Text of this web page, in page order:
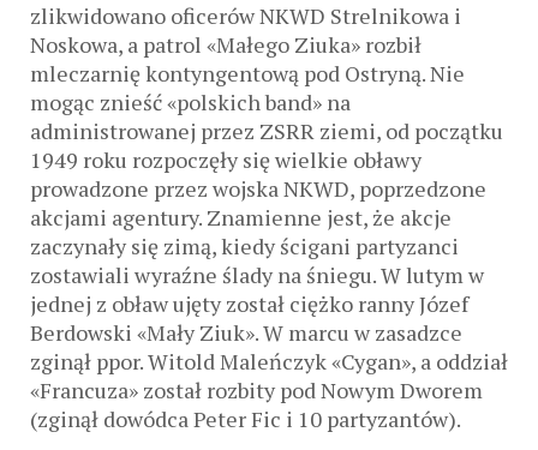
zlikwidowano oficerów NKWD Strelnikowa i
Noskowa, a patrol «Małego Ziuka» rozbił
mleczarnię kontyngentową pod Ostryną. Nie
mogąc znieść «polskich band» na
administrowanej przez ZSRR ziemi, od początku
1949 roku rozpoczęły się wielkie obławy
prowadzone przez wojska NKWD, poprzedzone
akcjami agentury. Znamienne jest, że akcje
zaczynały się zimą, kiedy ścigani partyzanci
zostawiali wyraźne ślady na śniegu. W lutym w
jednej z obław ujęty został ciężko ranny Józef
Berdowski «Mały Ziuk». W marcu w zasadzce
zginął ppor. Witold Maleńczyk «Cygan», a oddział
«Francuza» został rozbity pod Nowym Dworem
(zginął dowódca Peter Fic i 10 partyzantów).